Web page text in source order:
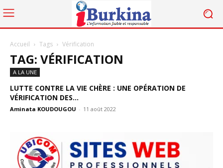
Accueil Tags Vérification
TAG: VÉRIFICATION
A LA UNE
LUTTE CONTRE LA VIE CHÈRE : UNE OPÉRATION DE
VÉRIFICATION DES...
Aminata KOUDOUGOU - 11 août 2022